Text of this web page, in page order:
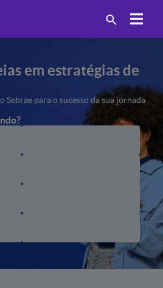
em estratégiasde
Sebrae para o sucessoda sua jornada